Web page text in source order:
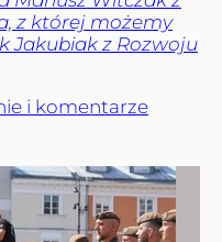
z której możemy
Jakubiak z Rozwoju
i komentarze